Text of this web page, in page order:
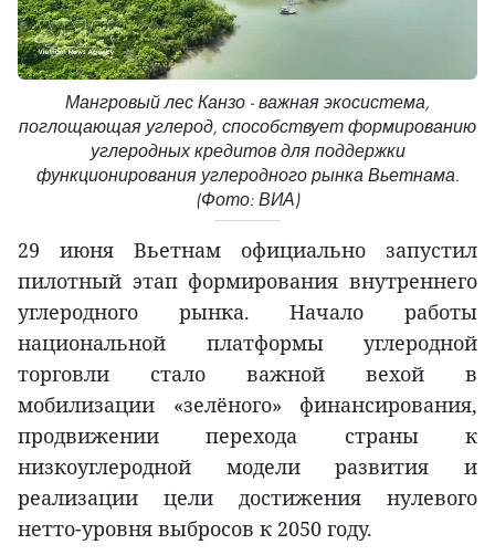
Мангровый лес Канзо - важная экосистема,
поглощающая углерод, способствует формированию
углеродных кредитов для поддержки
функционирования углеродного рынка Вьетнама.
(Фото: ВИА)
29 июня Вьетнам официально запустил
пилотный этап формирования внутреннего
углеродного рынка. Начало работы
национальной платформы углеродной
торговли стало важной вехой в
мобилизации «зелёного» финансирования,
продвижении перехода страны к
низкоуглеродной модели развития и
реализации цели достижения нулевого
нетто-уровня выбросов к 2050 году.